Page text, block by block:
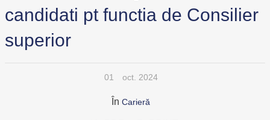
candidati pt functia de Consilier
superior
01 oct. 2024
În Carieră